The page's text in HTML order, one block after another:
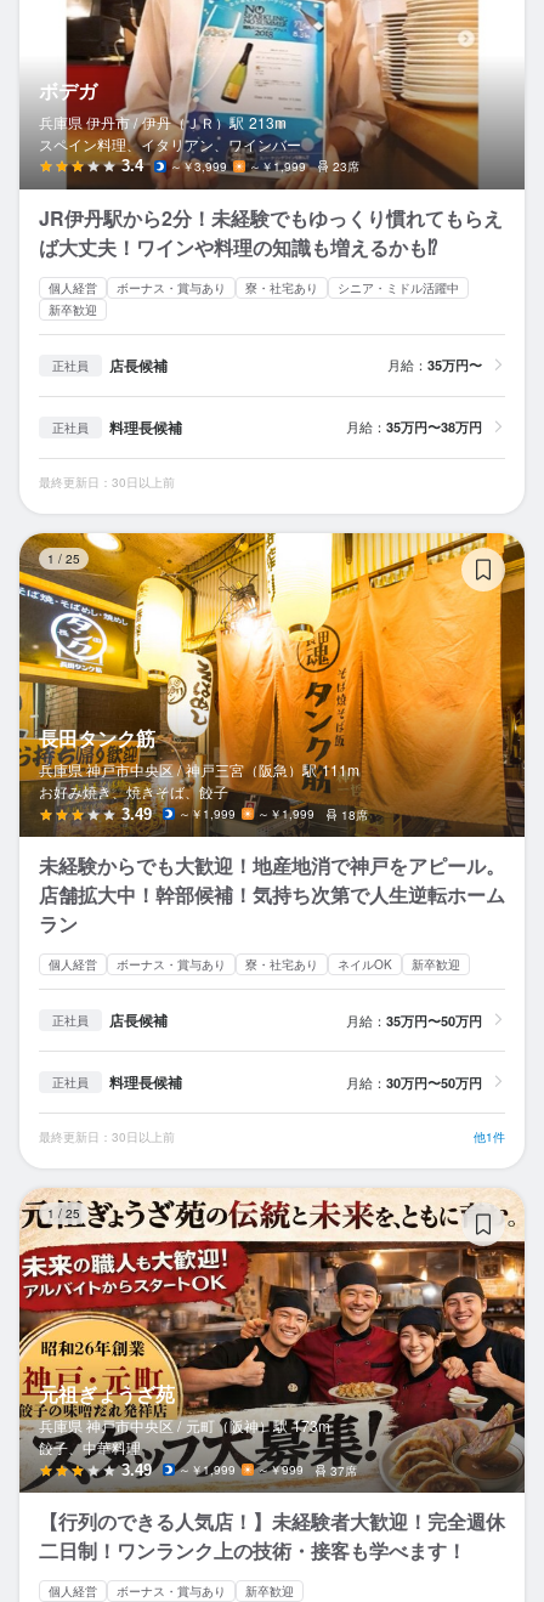
ボデガ
兵庫県 伊丹市 / 伊丹（ＪＲ）駅 213m
スペイン料理、イタリアン、ワインバー
3.4 ～￥3,999 ～￥1,999 23席
JR伊丹駅から2分！未経験でもゆっくり慣れてもらえ
ば大丈夫！ワインや料理の知識も増えるかも⁉
個人経営 ボーナス・賞与あり 寮・社宅あり
シニア・ミドル活躍中
新卒歓迎
正社員 店長候補 月給： 35万円〜
正社員 料理長候補 月給： 35万円〜38万円
最終更新日：30日以上前
1 / 25
長田タンク筋
兵庫県 神戸市中央区 / 神戸三宮（阪急） 駅 111m
お好み焼き、焼きそば、餃子
3.49 ～￥1,999 ～￥1,999 18席
未経験からでも大歓迎！地産地消で神戸をアピール。
店舗拡大中！幹部候補！気持ち次第で人生逆転ホーム
ラン
個人経営 ボーナス・賞与あり 寮・社宅あり ネイルOK 新卒歓迎
正社員 店長候補 月給： 35万円〜50万円
正社員 料理長候補 月給： 30万円〜50万円
最終更新日：30日以上前 他1件
1 / 25
元祖ぎょうざ苑
兵庫県 神戸市中央区 / 元町（阪神）駅 173m
餃子、中華料理
3.49 ～￥1,999 ～￥999 37席
【行列のできる人気店！】未経験者大歓迎！完全週休
二日制！ワンランク上の技術・接客も学べます！
個人経営 ボーナス・賞与あり 新卒歓迎